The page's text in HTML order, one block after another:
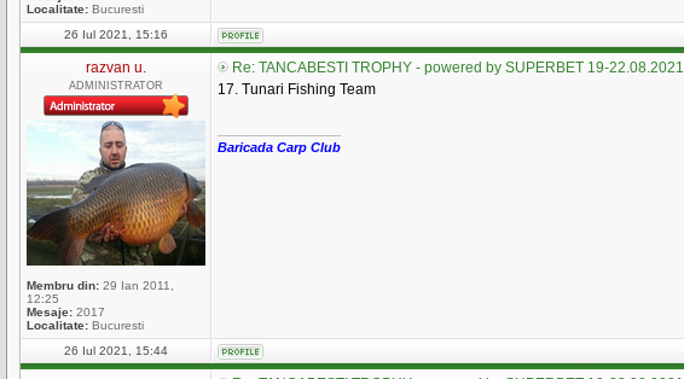
Localitate: Bucuresti
26 Iul 2021, 15:16
razvan u.
ADMINISTRATOR
Membru din: 29 Ian 2011,
12:25
Mesaje: 2017
Localitate: Bucuresti
Re: TANCABESTI TROPHY - powered by SUPERBET 19-22.08.2021
17. Tunari Fishing Team
Baricada Carp Club
26 Iul 2021, 15:44